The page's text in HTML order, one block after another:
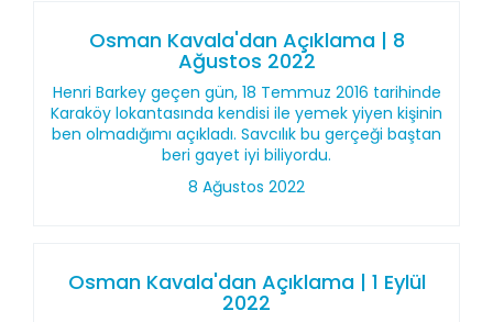
Osman Kavala'dan Açıklama | 8
Ağustos 2022
Henri Barkey geçen gün, 18 Temmuz 2016 tarihinde
Karaköy lokantasında kendisi ile yemek yiyen kişinin
ben olmadığımı açıkladı. Savcılık bu gerçeği baştan
beri gayet iyi biliyordu.
8 Ağustos 2022
Osman Kavala'dan Açıklama | 1 Eylül
2022